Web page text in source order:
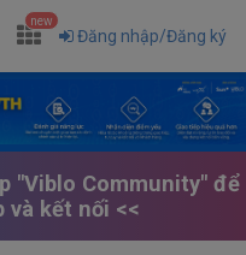
new
Đăng nhập/Đăng ký
"Viblo Community" để
và kết nối <<